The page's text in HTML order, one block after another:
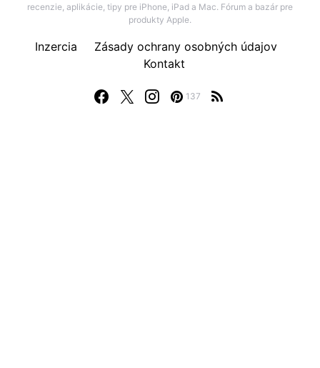
recenzie, aplikácie, tipy pre iPhone, iPad a Mac. Fórum a bazár pre
produkty Apple.
137
Inzercia
Zásady ochrany osobných údajov
Kontakt